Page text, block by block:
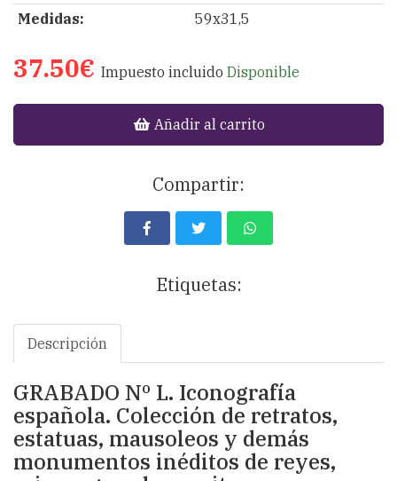
Medidas:
59x31,5
37.50€ Impuesto incluido Disponible
Añadir al carrito
Compartir:
Etiquetas:
Descripción
GRABADO Nº L. Iconografía
española. Colección de retratos,
estatuas, mausoleos y demás
monumentos inéditos de reyes,